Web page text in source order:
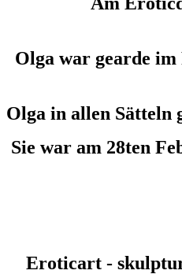
Olga war gearde
Olga in allen Sätteln
Sie war am 28ten
Eroticart -